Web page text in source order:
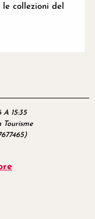
collezioni del
15:35
Tourisme
)